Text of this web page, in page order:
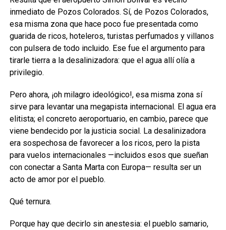
inmediato de Pozos Colorados. Sí, de Pozos Colorados,
esa misma zona que hace poco fue presentada como
guarida de ricos, hoteleros, turistas perfumados y villanos
con pulsera de todo incluido. Ese fue el argumento para
tirarle tierra a la desalinizadora: que el agua allí olía a
privilegio.
Pero ahora, ¡oh milagro ideológico!, esa misma zona sí
sirve para levantar una megapista internacional. El agua era
elitista; el concreto aeroportuario, en cambio, parece que
viene bendecido por la justicia social. La desalinizadora
era sospechosa de favorecer a los ricos, pero la pista
para vuelos internacionales —incluidos esos que sueñan
con conectar a Santa Marta con Europa— resulta ser un
acto de amor por el pueblo.
Qué ternura.
Porque hay que decirlo sin anestesia: el pueblo samario,